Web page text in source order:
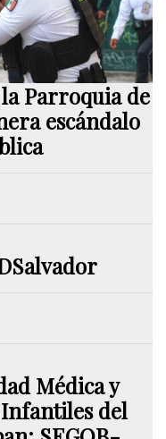
Parroquia de
escándalo
Médica y
del